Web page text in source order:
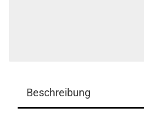
Beschreibung